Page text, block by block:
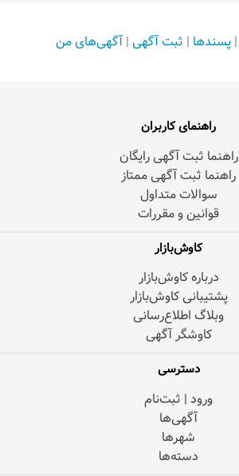
| پسندها | ثبت آگهی | آگهی‌های من
راهنمای کاربران
راهنما ثبت آگهی رایگان
راهنما ثبت آگهی ممتاز
سوالات متداول
قوانین و مقررات
کاوش‌بازار
درباره کاوش‌بازار
پشتیبانی کاوش‌بازار
وبلاگ اطلاع‌رسانی
کاوشگر آگهی
دسترسی
ورود | ثبت‌نام
آگهی‌ها
شهرها
دسته‌ها